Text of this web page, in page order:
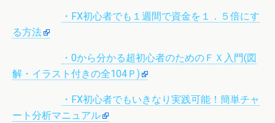
・FX初心者でも１週間で資金を１．５倍にす
る方法
・0から分かる超初心者のためのＦＸ入門(図
解 ・イラスト付きの全104Ｐ)
・FX初心者でもいきなり実践可能！簡単チャ
ート分析マニュアル